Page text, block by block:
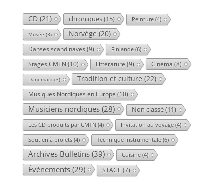
CD(21) chroniques(15) Peinture(4)
Musée (3) Norvège (20)
Danses scandinaves (9) Finlande(6)
Stages CMTN (10) Littérature (9) Cinéma (8)
Danemark(3) Tradition et culture (22)
Musiques Nordiques en Europe (10)
Musiciens nordiques(28) Non classé(11)
Les CD produits par CMTN(4) Invitation au voyage(4)
Soutien à projets(4) Technique instrumentale(6)
Archives Bulletins(39) Cuisine(4)
Événements(29) STAGE (7)